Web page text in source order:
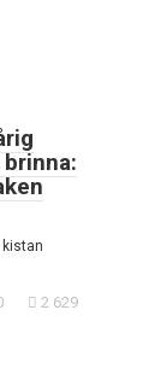
kistan
2 629